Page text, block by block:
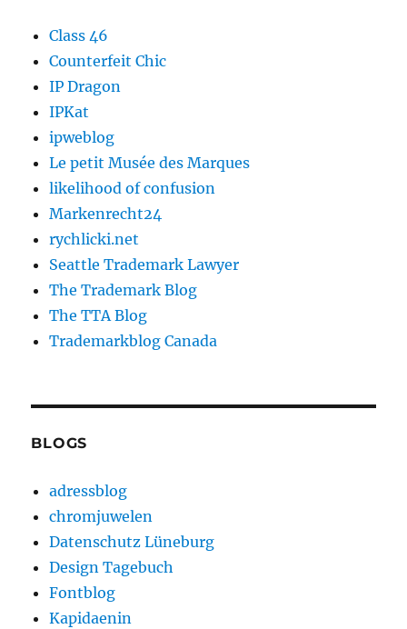
Class 46
Counterfeit Chic
IP Dragon
IPKat
ipweblog
Le petit Musée des Marques
likelihood of confusion
Markenrecht24
rychlicki.net
Seattle Trademark Lawyer
The Trademark Blog
The TTA Blog
Trademarkblog Canada
BLOGS
adressblog
chromjuwelen
Datenschutz Lüneburg
Design Tagebuch
Fontblog
Kapidaenin